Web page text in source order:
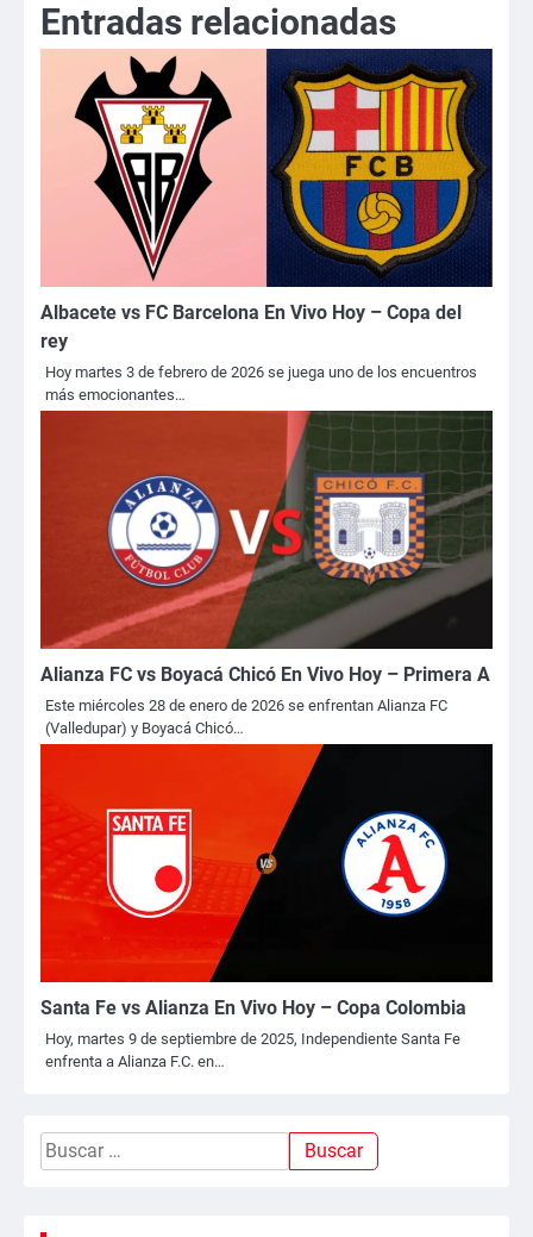
Entradas relacionadas
Albacete vs FC Barcelona En Vivo Hoy – Copa del
rey
Hoy martes 3 de febrero de 2026 se juega uno de los encuentros
más emocionantes…
Alianza FC vs Boyacá Chicó En Vivo Hoy – Primera A
Este miércoles 28 de enero de 2026 se enfrentan Alianza FC
(Valledupar) y Boyacá Chicó…
Santa Fe vs Alianza En Vivo Hoy – Copa Colombia
Hoy, martes 9 de septiembre de 2025, Independiente Santa Fe
enfrenta a Alianza F.C. en…
Buscar: